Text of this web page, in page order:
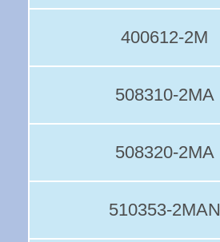
400612-2M
508310-2MA
508320-2MA
510353-2MAN